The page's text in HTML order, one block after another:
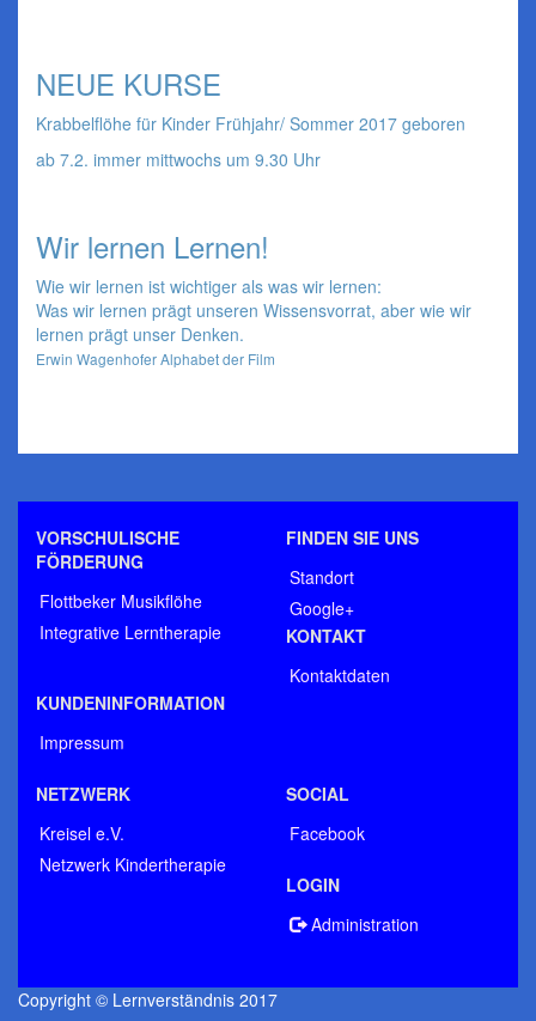
NEUE KURSE
Krabbelflöhe für Kinder Frühjahr/ Sommer 2017 geboren
ab 7.2. immer mittwochs um 9.30 Uhr
Wir lernen Lernen!
Wie wir lernen ist wichtiger als was wir lernen:
Was wir lernen prägt unseren Wissensvorrat, aber wie wir
lernen prägt unser Denken.
Erwin Wagenhofer Alphabet der Film
VORSCHULISCHE
FÖRDERUNG
Flottbeker Musikflöhe
Integrative Lerntherapie
FINDEN SIE UNS
Standort
Google+
KONTAKT
Kontaktdaten
KUNDENINFORMATION
Impressum
NETZWERK
Kreisel e.V.
Netzwerk Kindertherapie
SOCIAL
Facebook
LOGIN
Administration
Copyright © Lernverständnis 2017